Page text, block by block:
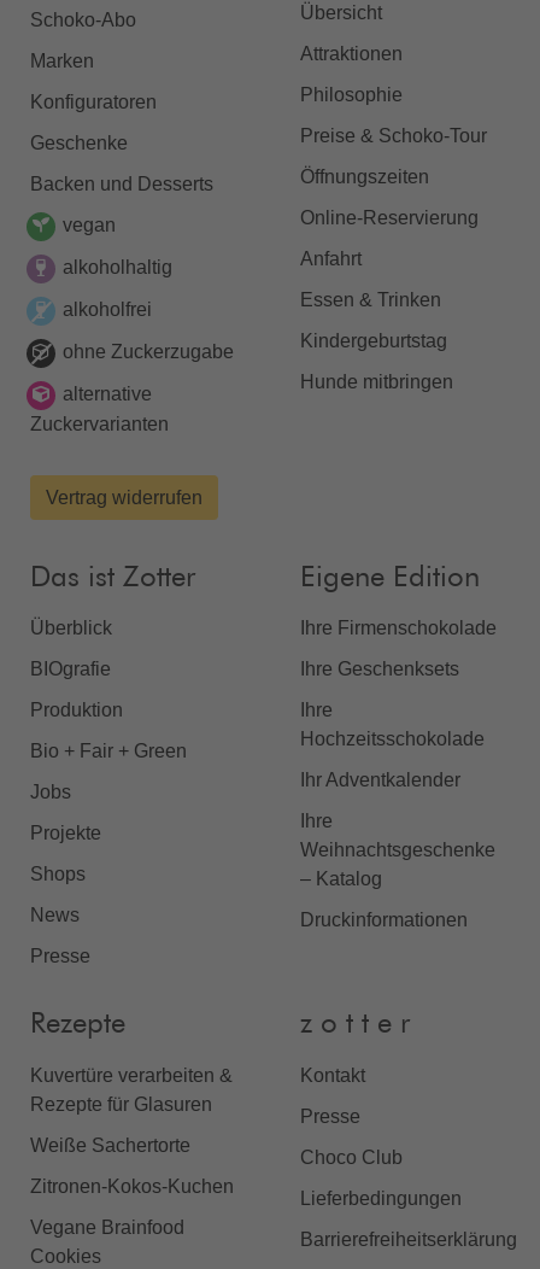
Schoko-Abo
Marken
Konfiguratoren
Geschenke
Backen und Desserts
vegan
alkoholhaltig
alkoholfrei
ohne Zuckerzugabe
alternative
Zuckervarianten
Vertrag widerrufen
Übersicht
Attraktionen
Philosophie
Preise & Schoko-Tour
Öffnungszeiten
Online-Reservierung
Anfahrt
Essen & Trinken
Kindergeburtstag
Hunde mitbringen
Das ist Zotter
Überblick
BIOgrafie
Produktion
Bio + Fair + Green
Jobs
Projekte
Shops
News
Presse
Eigene Edition
Ihre Firmenschokolade
Ihre Geschenksets
Ihre
Hochzeitsschokolade
Ihr Adventkalender
Ihre
Weihnachtsgeschenke
– Katalog
Druckinformationen
Rezepte
Kuvertüre verarbeiten &
Rezepte für Glasuren
Weiße Sachertorte
Zitronen-Kokos-Kuchen
Vegane Brainfood
Cookies
z o t t e r
Kontakt
Presse
Choco Club
Lieferbedingungen
Barrierefreiheitserklärung